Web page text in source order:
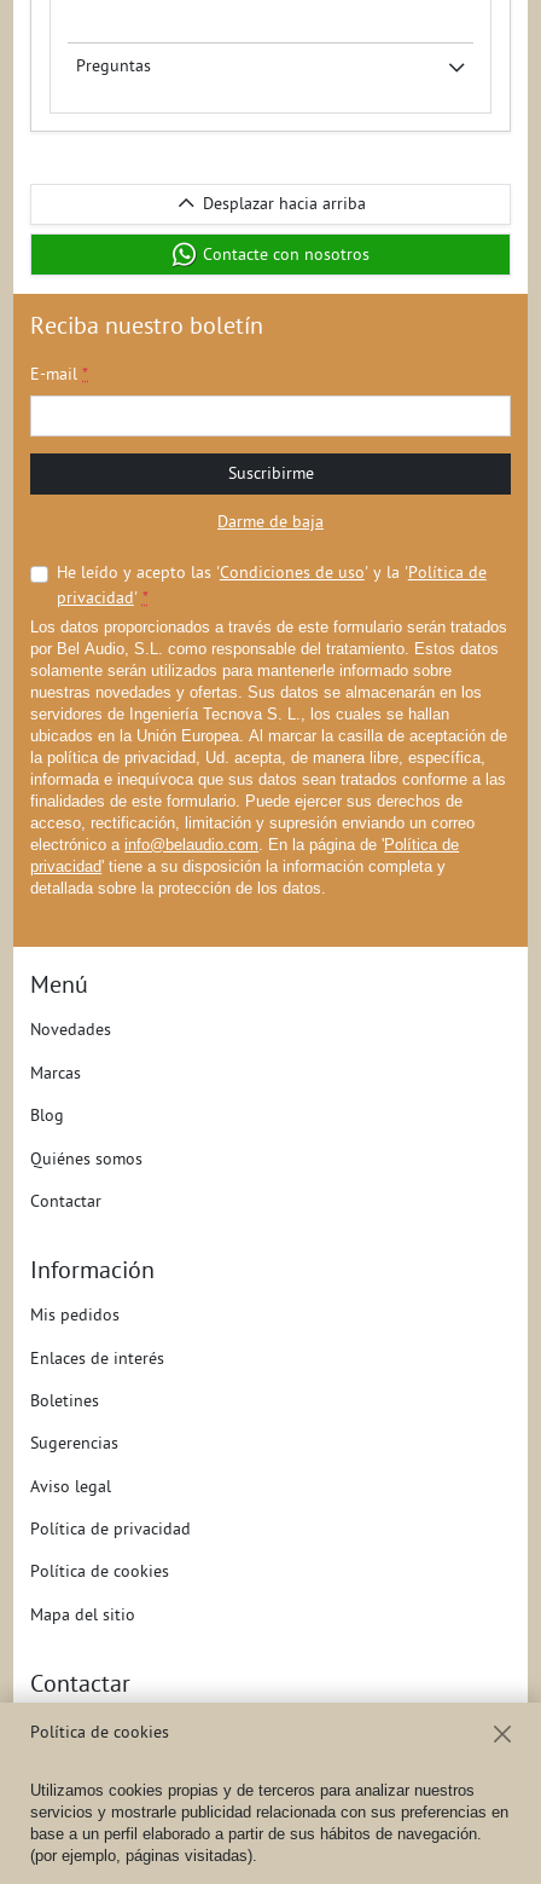
Preguntas
Desplazar
hacia
arriba
Desplazar hacia arriba
Contacte con nosotros
Reciba nuestro boletín
E-mail *
Suscribirme
Darme de baja
He leído y acepto las 'Condiciones de uso' y la 'Política de
privacidad'*
Los datos proporcionados a través de este formulario serán tratados
por Bel Audio, S.L. como responsable del tratamiento. Estos datos
solamente serán utilizados para mantenerle informado sobre
nuestras novedades y ofertas. Sus datos se almacenarán en los
servidores de Ingeniería Tecnova S. L., los cuales se hallan
ubicados en la Unión Europea. Al marcar la casilla de aceptación de
la política de privacidad, Ud. acepta, de manera libre, específica,
informada e inequívoca que sus datos sean tratados conforme a las
finalidades de este formulario. Puede ejercer sus derechos de
acceso, rectificación, limitación y supresión enviando un correo
electrónico a info@belaudio.com. En la página de 'Política de
privacidad' tiene a su disposición la información completa y
detallada sobre la protección de los datos.
Menú
Novedades
Marcas
Blog
Quiénes somos
Contactar
Información
Mis pedidos
Enlaces de interés
Boletines
Sugerencias
Aviso legal
Política de privacidad
Política de cookies
Mapa del sitio
Contactar
Dirección
C/ Federica Montseny, 16
Teléfono
(+34) 983 10 14 81/(+34) 647 71 01 87
Móvil
(+34) 647 71 01 87
Política de cookies
Utilizamos cookies propias y de terceros para analizar nuestros
servicios y mostrarle publicidad relacionada con sus preferencias en
base a un perfil elaborado a partir de sus hábitos de navegación.
(por ejemplo, páginas visitadas).